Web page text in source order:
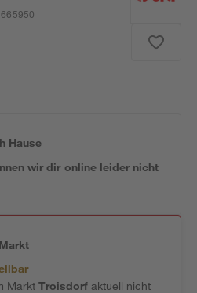
Hause
wir dir online leider nicht
MarktTroisdorfaktuell nicht